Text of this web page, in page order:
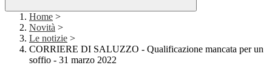
Home >
Novità >
Le notizie >
CORRIERE DI SALUZZO - Qualificazione mancata per un
soffio - 31 marzo 2022